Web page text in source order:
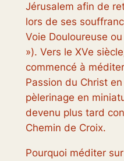
Jérusalem afin de
lors de ses
Voie Douloureuse
»). Vers le XVe
commencé à
Passion du Christ
pèlerinage en
devenu plus tard
Chemin de Croix.
Pourquoi méditer